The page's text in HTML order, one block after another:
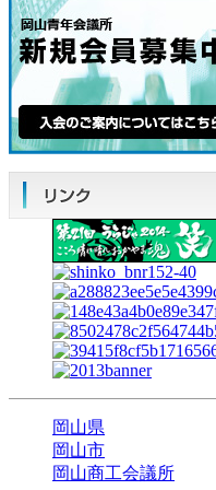
岡山県
岡山市
岡山商工会議所